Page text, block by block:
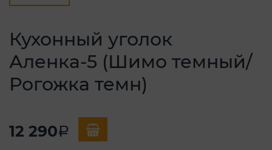
Кухонный уголок
Аленка-5 (Шимо темный/
Рогожка темн)
12 290a